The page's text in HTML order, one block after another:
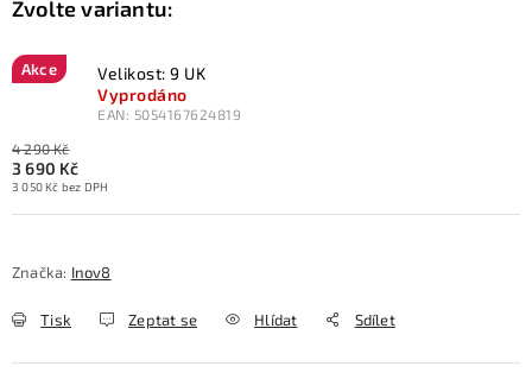
Akce
Velikost: 9 UK
Vyprodáno
EAN: 5054167624819
4 290 Kč
3 690 Kč
3 050 Kč bez DPH
Značka: Inov8
Tisk Zeptat se Hlídat Sdílet